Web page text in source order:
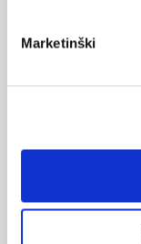
Marketinški